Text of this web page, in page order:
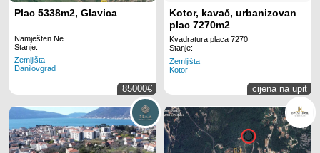
Plac 5338m2, Glavica
Namješten Ne
Stanje:
Zemljišta
Danilovgrad
85000€
Kotor, kavač, urbanizovan
plac 7270m2
Kvadratura placa 7270
Stanje:
Zemljišta
Kotor
cijena na upit